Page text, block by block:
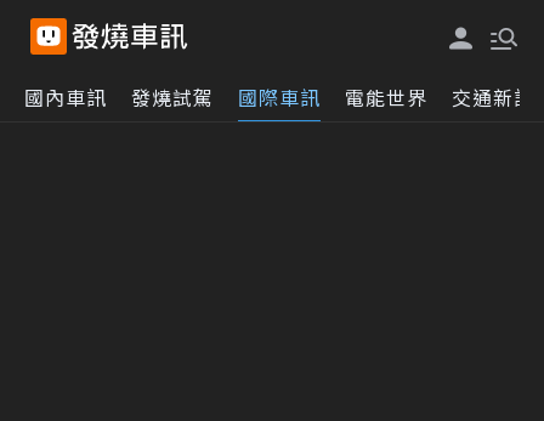
國內車訊 發燒試駕 國際車訊 電能世界 交通新訊